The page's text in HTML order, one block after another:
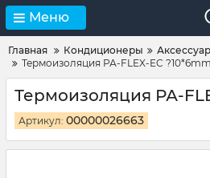
Меню
Главная Кондиционеры
Термоизоляция РА-FLEX-EC ?10*6mm
Термоизоляция РА-
Артикул: 00000026663